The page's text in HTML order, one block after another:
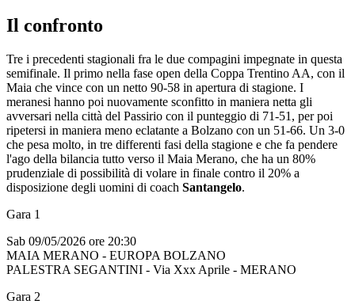
Il confronto
Tre i precedenti stagionali fra le due compagini impegnate in questa
semifinale. Il primo nella fase open della Coppa Trentino AA, con il
Maia che vince con un netto 90-58 in apertura di stagione. I
meranesi hanno poi nuovamente sconfitto in maniera netta gli
avversari nella città del Passirio con il punteggio di 71-51, per poi
ripetersi in maniera meno eclatante a Bolzano con un 51-66. Un 3-0
che pesa molto, in tre differenti fasi della stagione e che fa pendere
l'ago della bilancia tutto verso il Maia Merano, che ha un 80%
prudenziale di possibilità di volare in finale contro il 20% a
disposizione degli uomini di coach Santangelo.
Gara 1
Sab 09/05/2026 ore 20:30
MAIA MERANO - EUROPA BOLZANO
PALESTRA SEGANTINI - Via Xxx Aprile - MERANO
Gara 2